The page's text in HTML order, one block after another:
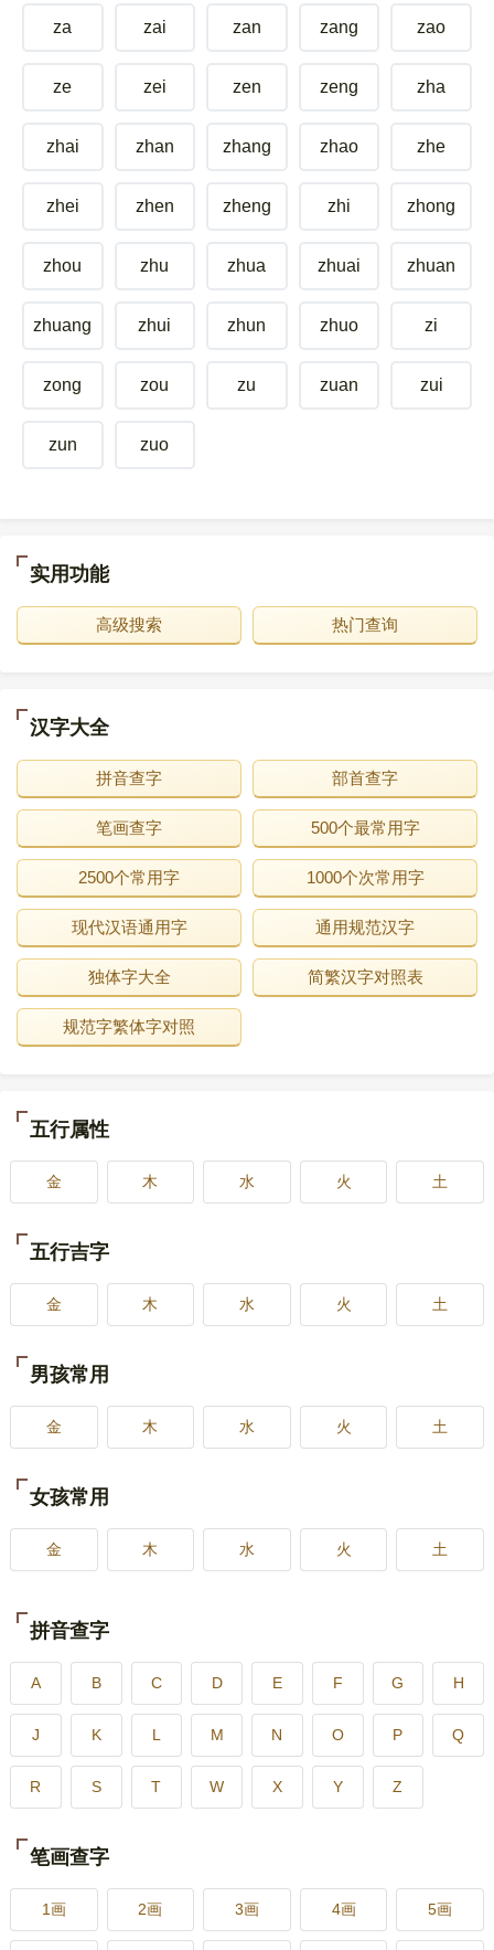
za zai zan zang zao
ze zei zen zeng zha
zhai zhan zhang zhao zhe
zhei zhen zheng zhi zhong
zhou zhu zhua zhuai zhuan
zhuang zhui zhun zhuo zi
zong zou zu zuan zui
zun zuo
实用功能
高级搜索 热门查询
汉字大全
拼音查字 部首查字
笔画查字 500个最常用字
2500个常用字 1000个次常用字
现代汉语通用字 通用规范汉字
独体字大全 简繁汉字对照表
规范字繁体字对照
五行属性
金 木 水 火 土
五行吉字
金 木 水 火 土
男孩常用
金 木 水 火 土
女孩常用
金 木 水 火 土
拼音查字
A B C D E F G H
J K L M N O P Q
R S T W X Y Z
笔画查字
1画 2画 3画 4画 5画